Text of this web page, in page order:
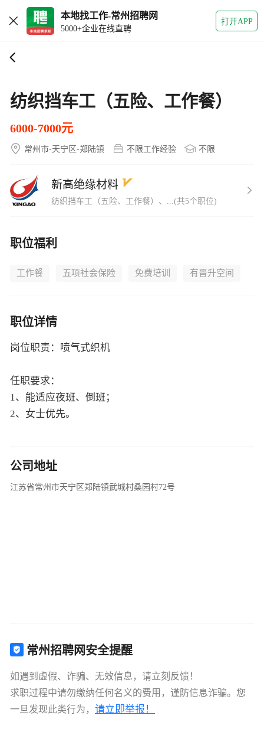
本地找工作-常州招聘网
5000+企业在线直聘
打开APP
纺织挡车工（五险、工作餐）
6000-7000元
常州市-天宁区-郑陆镇 不限工作经验 不限
新高绝缘材料
纺织挡车工（五险、工作餐）、...(共5个职位)
职位福利
工作餐 五项社会保险 免费培训 有晋升空间
职位详情
岗位职责：喷气式织机
任职要求：
1、能适应夜班、倒班；
2、女士优先。
公司地址
江苏省常州市天宁区郑陆镇武城村桑园村72号
常州招聘网安全提醒
如遇到虚假、诈骗、无效信息，请立刻反馈！
求职过程中请勿缴纳任何名义的费用，谨防信息诈骗。您
一旦发现此类行为， 请立即举报！